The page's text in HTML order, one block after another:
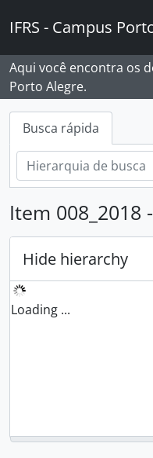
IFRS - Campus
Aqui você encontra os
Porto Alegre.
Busca rápida
Item 008_2018
Hide hierarchy
Loading ...